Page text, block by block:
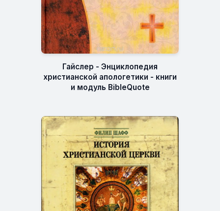
Гайслер - Энциклопедия
христианской апологетики - книги
и модуль BibleQuote